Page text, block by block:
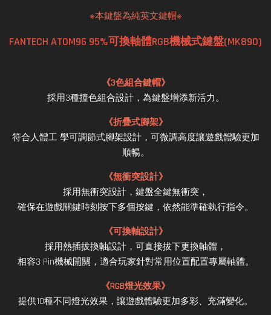
※本鍵盤為純英文鍵帽※
FANTECH ATOM96 95%可換軸體RGB機械式鍵盤(MK890)
《3色組合鍵帽》
採用3種撞色組合設計，為鍵盤增添新活力。
《折疊式腳架》
符合人體工 學可調節式腳架設計，可微調高度讓遊戲體驗更加
順暢。
《無衝突設計》
採用無衝突設計，鍵盤全鍵無衝突，
確保在遊戲關鍵時刻按下多個按鍵，依然能準確執行指令。
《可換軸設計》
採用熱插拔換軸設計，可直接拔下更換軸體，
相容3 Pin機械開關，適合玩家針對常用位置配置專屬軸體。
《RGB燈光效果》
提供10種不同燈光效果，讓遊戲體驗更加多彩、充滿變化。